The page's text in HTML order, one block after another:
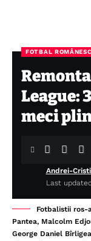
FOTBAL ROMÂNESC
League:
meci
Last
Andrei-
Fotbalistii ros-
Pantea, Malcolm
George Daniel